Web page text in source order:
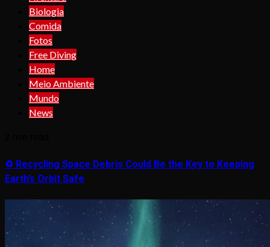
Biologia
Comida
Fotos
Free Diving
Home
Meio Ambiente
Mundo
News
♻️ Recycling Space Debris Could Be the Key to Keeping
Earth’s Orbit Safe